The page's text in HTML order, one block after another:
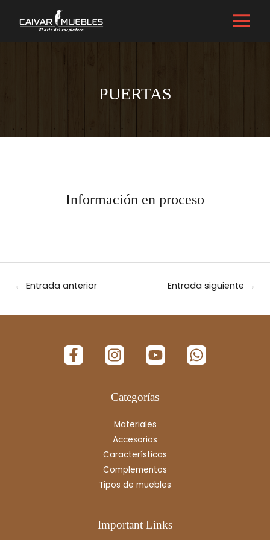
PUERTAS
Información en proceso
← Entrada anterior Entrada siguiente →
Categorías
Materiales
Accesorios
Características
Complementos
Tipos de muebles
Important Links